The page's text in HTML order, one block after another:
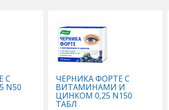
С
N50
ЧЕРНИКА ФОРТЕ С
ВИТАМИНАМИ И
ЦИНКОМ 0,25 N150
ТАБЛ